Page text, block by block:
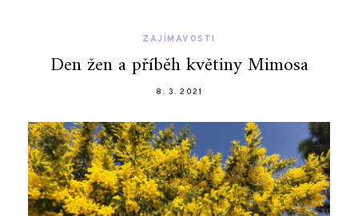
ZAJÍMAVOSTI
Den žen a příběh květiny Mimosa
8. 3. 2021